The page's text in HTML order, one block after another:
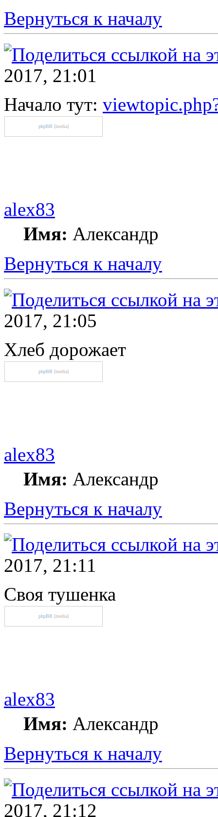
Вернуться к началу
2017, 21:01
Начало тут:
phpBB [media]
alex83
Имя: Александр
Вернуться к началу
2017, 21:05
Хлеб дорожает
phpBB [media]
alex83
Имя: Александр
Вернуться к началу
2017, 21:11
Своя тушенка
phpBB [media]
alex83
Имя: Александр
Вернуться к началу
2017, 21:12